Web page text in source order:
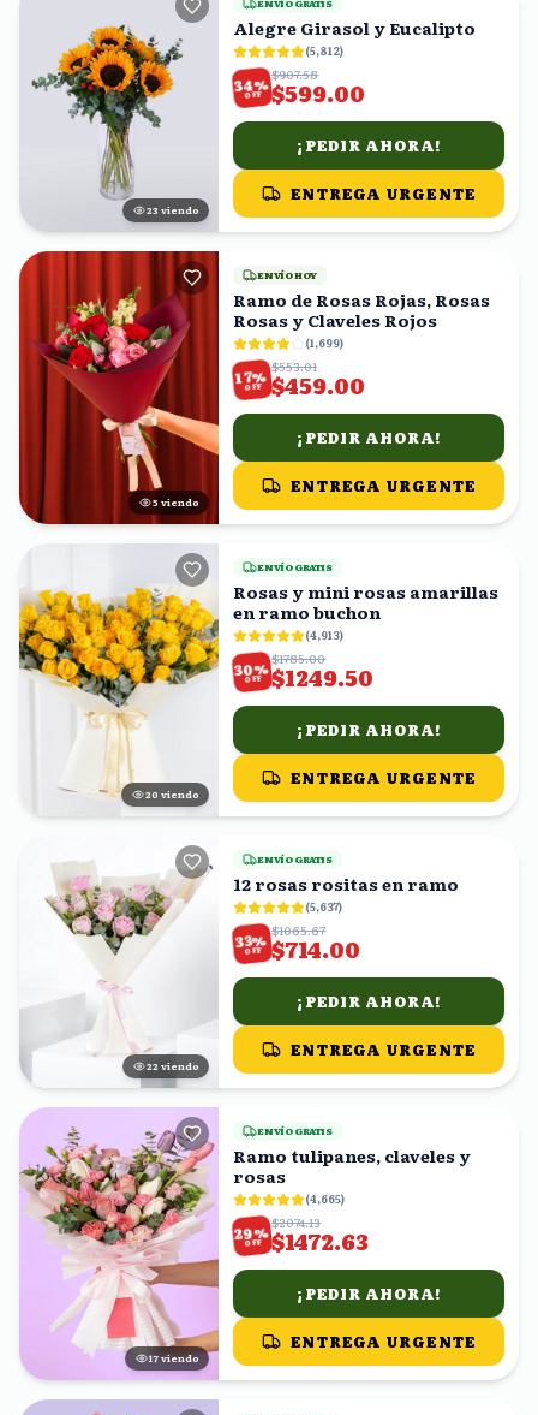
22 viendo
ENVÍO GRATIS
Alegre Girasol y Eucalipto
(5,812)
34%
OFF
$907.58
$599.00
¡PEDIR AHORA!
ENTREGA URGENTE
4 viendo
ENVÍO HOY
Ramo de Rosas Rojas, Rosas
Rosas y Claveles Rojos
(1,699)
17%
OFF
$553.01
$459.00
¡PEDIR AHORA!
ENTREGA URGENTE
21 viendo
ENVÍO GRATIS
Rosas y mini rosas amarillas
en ramo buchon
(4,913)
30%
OFF
$1785.00
$1249.50
¡PEDIR AHORA!
ENTREGA URGENTE
21 viendo
ENVÍO GRATIS
12 rosas rositas en ramo
(5,637)
33%
OFF
$1065.67
$714.00
¡PEDIR AHORA!
ENTREGA URGENTE
18viendo
ENVÍO GRATIS
Ramo tulipanes, claveles y
rosas
(4,665)
29%
OFF
$2074.13
$1472.63
¡PEDIR AHORA!
ENTREGA URGENTE